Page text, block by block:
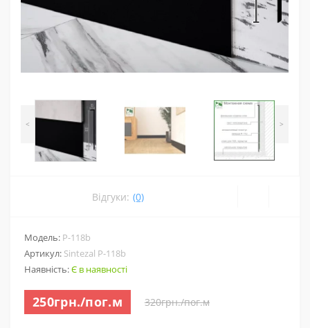
< >
Відгуки: (0)
Модель: P-118b
Артикул: Sintezal P-118b
Наявність:Є в наявності
250грн./пог.м 320грн./пог.м